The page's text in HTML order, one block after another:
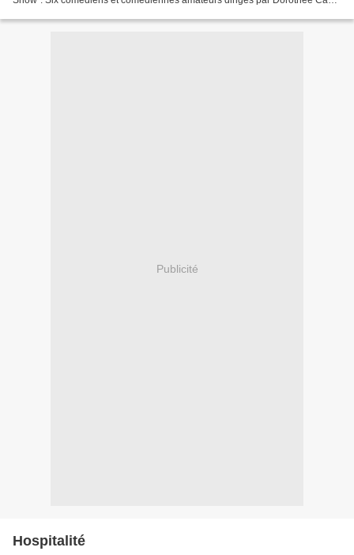
Publicité
Hospitalité